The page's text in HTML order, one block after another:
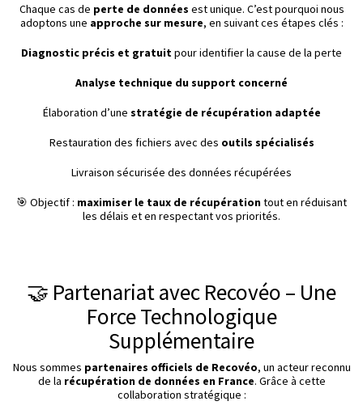
Chaque cas de perte de données est unique. C’est pourquoi nous
adoptons une approche sur mesure, en suivant ces étapes clés :
Diagnostic précis et gratuit pour identifier la cause de la perte
Analyse technique du support concerné
Élaboration d’une stratégie de récupération adaptée
Restauration des fichiers avec des outils spécialisés
Livraison sécurisée des données récupérées
🎯 Objectif : maximiser le taux de récupérationtout en réduisant
les délais et en respectant vos priorités.
🤝 Partenariat avec Recovéo – Une
Force Technologique
Supplémentaire
Nous sommes partenaires officiels de Recovéo, un acteur reconnu
de la récupération de données en France. Grâce à cette
collaboration stratégique :